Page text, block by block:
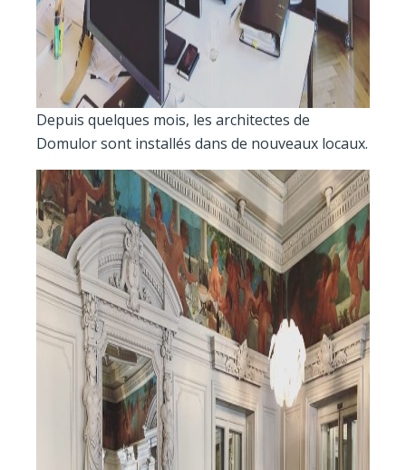
Depuis quelques mois, les architectes de
Domulor sont installés dans de nouveaux locaux.